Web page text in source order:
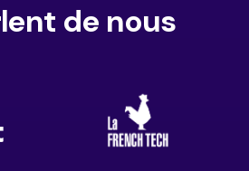
de nous